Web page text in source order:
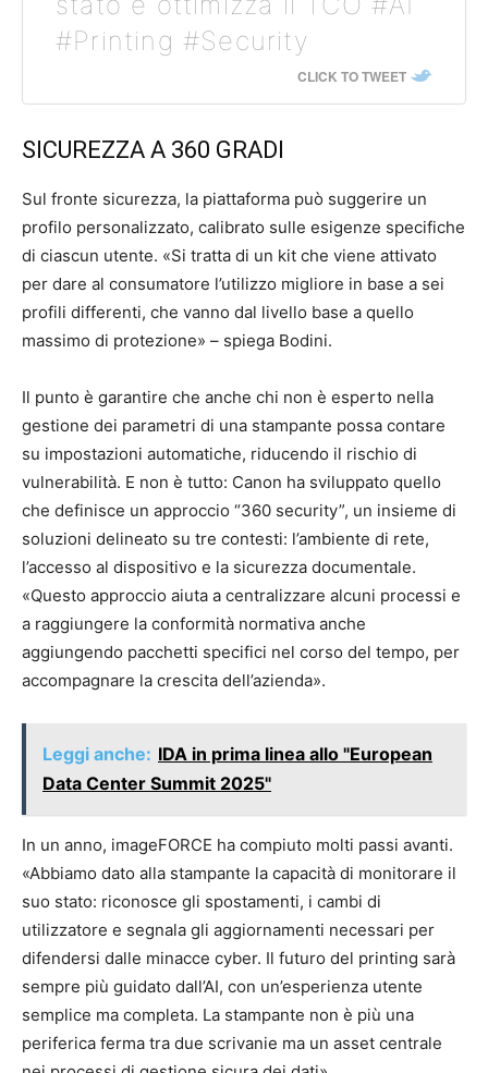
#Printing #Security
CLICK TO TWEET
SICUREZZA A 360 GRADI
Sul fronte sicurezza, la piattaforma può suggerire un
profilo personalizzato, calibrato sulle esigenze specifiche
di ciascun utente. «Si tratta di un kit che viene attivato
per dare al consumatore l’utilizzo migliore in base a sei
profili differenti, che vanno dal livello base a quello
massimo di protezione» – spiega Bodini.
Il punto è garantire che anche chi non è esperto nella
gestione dei parametri di una stampante possa contare
su impostazioni automatiche, riducendo il rischio di
vulnerabilità. E non è tutto: Canon ha sviluppato quello
che definisce un approccio “360 security”, un insieme di
soluzioni delineato su tre contesti: l’ambiente di rete,
l’accesso al dispositivo e la sicurezza documentale.
«Questo approccio aiuta a centralizzare alcuni processi e
a raggiungere la conformità normativa anche
aggiungendo pacchetti specifici nel corso del tempo, per
accompagnare la crescita dell’azienda».
Leggi anche: IDA in prima linea allo "European
Data Center Summit 2025"
In un anno, imageFORCE ha compiuto molti passi avanti.
«Abbiamo dato alla stampante la capacità di monitorare il
suo stato: riconosce gli spostamenti, i cambi di
utilizzatore e segnala gli aggiornamenti necessari per
difendersi dalle minacce cyber. Il futuro del printing sarà
sempre più guidato dall’AI, con un’esperienza utente
semplice ma completa. La stampante non è più una
periferica ferma tra due scrivanie ma un asset centrale